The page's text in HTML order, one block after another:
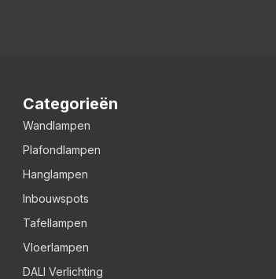
Categorieën
Wandlampen
Plafondlampen
Hanglampen
Inbouwspots
Tafellampen
Vloerlampen
DALI Verlichting